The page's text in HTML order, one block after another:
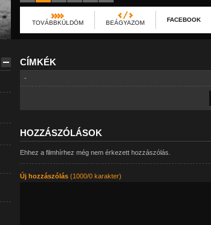
TOVÁBBKÜLDÖM BEÁGYAZOM FACEBOOK
CÍMKÉK
-
HOZZÁSZÓLÁSOK
Ehhez a filmhírhez még nem érkezett hozzászólás.
Új hozzászólás(1000/0 karakter)